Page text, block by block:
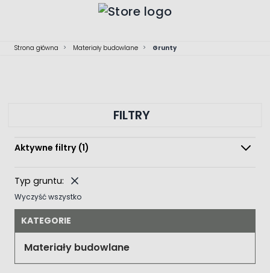
Strona główna > Materiały budowlane > Grunty
FILTRY
Aktywne filtry (1)
Typ gruntu:
Wyczyść wszystko
KATEGORIE
Materiały budowlane